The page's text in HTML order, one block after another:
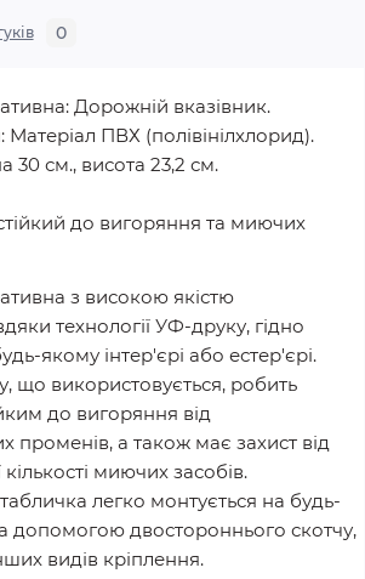
0
Дорожній вказівник.
Матеріал ПВХ (полівінілхлорид).
30 см., висота 23,2 см.
до вигоряння та миючих
з високою якістю
технології УФ-друку, гідно
якому інтер'єрі або естер'єрі.
що використовується, робить
до вигоряння від
променів, а також має захист від
миючих засобів.
легко монтується на будь-
допомогою двостороннього скотчу,
видів кріплення.